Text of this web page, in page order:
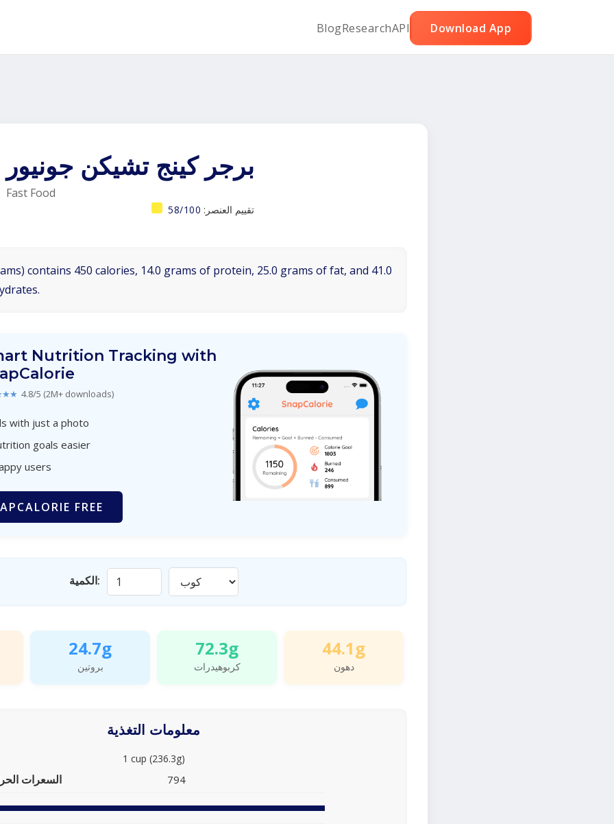
BlogResearchAPI Download App
برجر كينج تشيكن جونيور
Fast Food
تقييم العنصر: 58/100
contains 450 calories, 14.0 grams of protein, 25.0 grams of fat, and 41.0
Nutrition Tracking with
4.8/5 (2M+ downloads)
with just a photo
goals easier
users
FREE
الكمية:
24.7g
بروتين
72.3g
كربوهيدرات
44.1g
دهون
معلومات التغذية
1 cup (236.3g)
السعرات 794